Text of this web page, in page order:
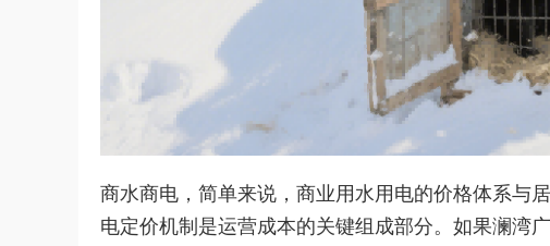
商水商电，简单来说，商业用水用电的价格体系与
电定价机制是运营成本的关键组成部分。如果澜湾